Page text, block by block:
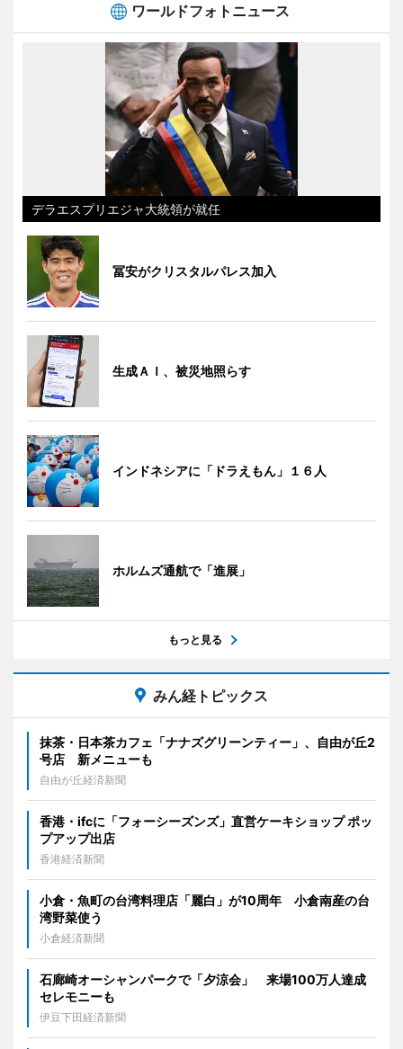
ワールドフォトニュース
デラエスプリエジャ大統領が就任
冨安がクリスタルパレス加入
生成ＡＩ、被災地照らす
インドネシアに「ドラえもん」１６人
ホルムズ通航で「進展」
もっと見る
みん経トピックス
抹茶・日本茶カフェ「ナナズグリーンティー」、自由が丘2
号店 新メニューも
自由が丘経済新聞
香港・ifcに「フォーシーズンズ」直営ケーキショップ ポッ
プアップ出店
香港経済新聞
小倉・魚町の台湾料理店「麗白」が10周年 小倉南産の台
湾野菜使う
小倉経済新聞
石廊崎オーシャンパークで「夕涼会」 来場100万人達成
セレモニーも
伊豆下田経済新聞